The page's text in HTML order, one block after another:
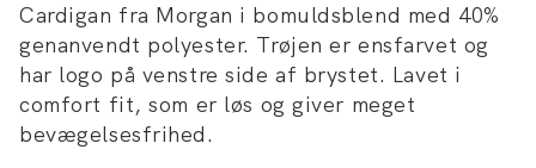
Cardigan fra Morgan i bomuldsblend med 40%
genanvendt polyester. Trøjen er ensfarvet og
har logo på venstre side af brystet. Lavet i
comfort fit, som er løs og giver meget
bevægelsesfrihed.